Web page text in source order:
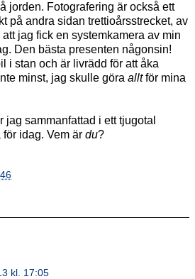
jorden. Fotografering är också ett
på andra sidan trettioårsstrecket, av
jag fick en systemkamera av min
Den bästa presenten någonsin!
i stan och är livrädd för att åka
minst, jag skulle göra alltför mina
jag sammanfattad i ett tjugotal
idag. Vem är du?
kl. 17:05